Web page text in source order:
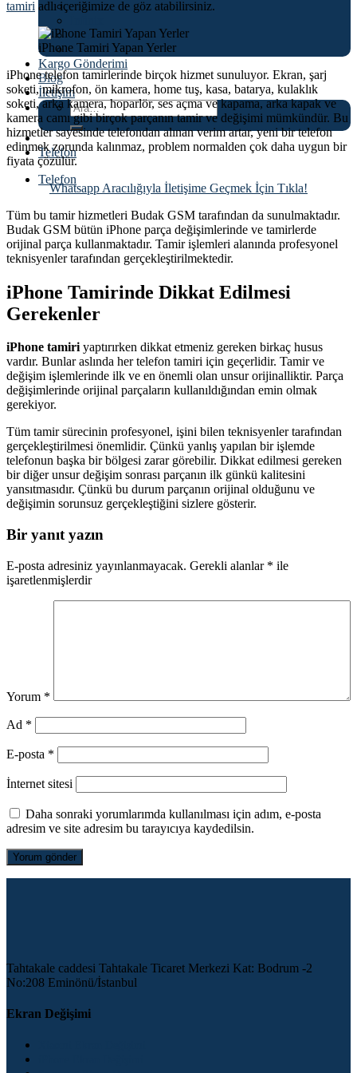
Asus
OnePlus
Tecno
Kargo Gönderimi
Blog
İletişim
Ara:
Telefon
Telefon
tamiri adlı içeriğimize de göz atabilirsiniz.
iPhone Tamiri Yapan Yerler
iPhone telefon tamirlerinde birçok hizmet sunuluyor. Ekran, şarj
soketi, mikrofon, ön kamera, home tuş, kasa, batarya, kulaklık
soketi, arka kamera, hoparlör, ses açma ve kapama, arka kapak ve
kamera camı gibi birçok parçanın tamir ve değişimi mümkündür. Bu
hizmetler sayesinde telefondan alınan verim artar, yeni bir telefon
edinmek zorunda kalınmaz, problem normalden çok daha uygun bir
fiyata çözülür.
Whatsapp Aracılığıyla İletişime Geçmek İçin Tıkla!
Tüm bu tamir hizmetleri Budak GSM tarafından da sunulmaktadır.
Budak GSM bütün iPhone parça değişimlerinde ve tamirlerde
orijinal parça kullanmaktadır. Tamir işlemleri alanında profesyonel
teknisyenler tarafından gerçekleştirilmektedir.
iPhone Tamirinde Dikkat Edilmesi
Gerekenler
iPhone tamiriyaptırırken dikkat etmeniz gereken birkaç husus
vardır. Bunlar aslında her telefon tamiri için geçerlidir. Tamir ve
değişim işlemlerinde ilk ve en önemli olan unsur orijinalliktir. Parça
değişimlerinde orijinal parçaların kullanıldığından emin olmak
gerekiyor.
Tüm tamir sürecinin profesyonel, işini bilen teknisyenler tarafından
gerçekleştirilmesi önemlidir. Çünkü yanlış yapılan bir işlemde
telefonun başka bir bölgesi zarar görebilir. Dikkat edilmesi gereken
bir diğer unsur değişim sonrası parçanın ilk günkü kalitesini
yansıtmasıdır. Çünkü bu durum parçanın orijinal olduğunu ve
değişimin sorunsuz gerçekleştiğini sizlere gösterir.
Bir yanıt yazın
E-posta adresiniz yayınlanmayacak. Gerekli alanlar * ile
işaretlenmişlerdir
Yorum *
Ad *
E-posta *
İnternet sitesi
Daha sonraki yorumlarımda kullanılması için adım, e-posta
adresim ve site adresim bu tarayıcıya kaydedilsin.
Tahtakale caddesi Tahtakale Ticaret Merkezi Kat: Bodrum -2
No:208 Eminönü/İstanbul
Ekran Değişimi